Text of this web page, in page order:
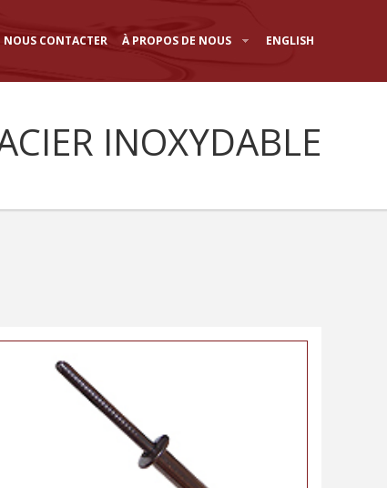
NOUS CONTACTER À PROPOS DE NOUS ENGLISH
INOXYDABLE